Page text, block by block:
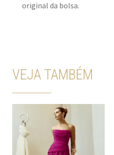
original da bolsa.
VEJA TAMBÉM